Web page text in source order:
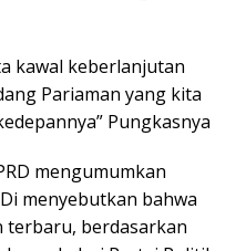
kawal keberlanjutan
Pariaman yang kita
Pungkasnya
mengumumkan
menyebutkan bahwa
terbaru, berdasarkan